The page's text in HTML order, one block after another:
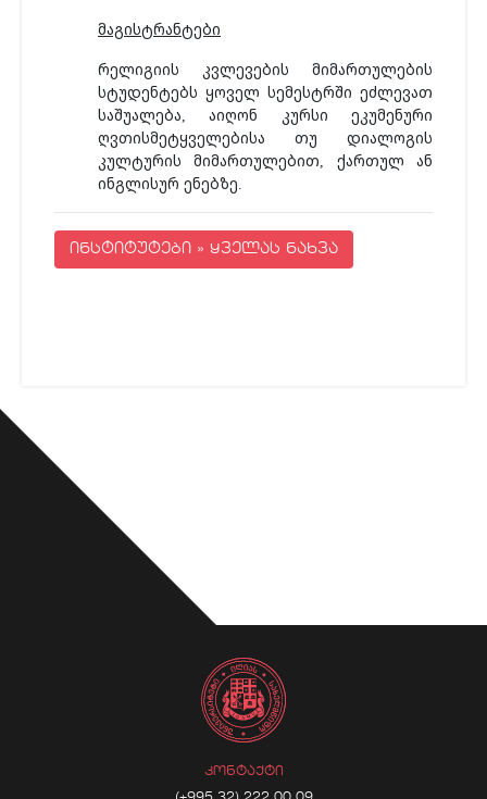
მაგისტრანტები
რელიგიის კვლევების მიმართულების
სტუდენტებს ყოველ სემესტრში ეძლევათ
საშუალება, აიღონ კურსი ეკუმენური
ღვთისმეტყველებისა თუ დიალოგის
კულტურის მიმართულებით, ქართულ ან
ინგლისურ ენებზე.
ინსტიტუტები » ყველას ნახვა
ᲙᲝᲜᲢᲐᲥᲢᲘ